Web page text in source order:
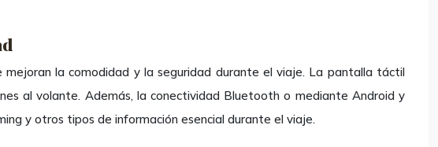
la comodidad y la seguridad durante el viaje. La pantalla táctil
al volante. Además, la conectividad Bluetooth o mediante Android y
y otros tipos de información esencial durante el viaje.